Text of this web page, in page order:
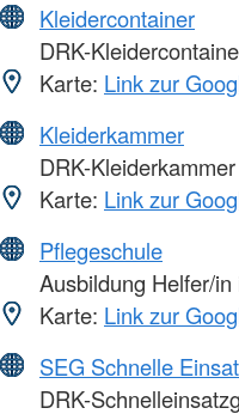
Kleidercontainer
DRK-
Karte: Link zur
Kleiderkammer
DRK-Kleiderkammer
Karte: Link zur
Pflegeschule
Ausbildung Helfer/
Karte: Link zur
SEG Schnelle
DRK-